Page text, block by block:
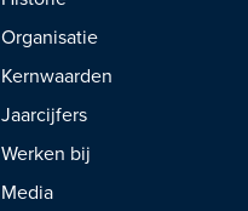
Organisatie
Kernwaarden
Jaarcijfers
Werken bij
Media